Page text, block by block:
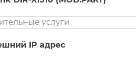
услуги
IP адрес